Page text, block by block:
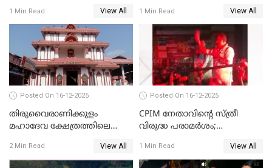
സ്ഥാപനങ്ങൾക്ക് അവധി
1 Min Read View All
ഡിജിപിക്ക് പരാതി; ശക്തമായ
നടപടി വേണമെന്നു
സിപിഐഎമ്മും
1 Min Read View All
Posted On 16-12-2025
തിരുവൈരാണിക്കുളം
മഹാദേവ ക്ഷേത്രത്തിലെ
ജനുവരി 2 ന് തുടക്കമാകും
2 Min Read View All
Posted On 16-12-2025
CPIM നേതാവിൻ്റെ സ്ത്രീ
വിരുദ്ധ പരാമർശം;
1 Min Read View All